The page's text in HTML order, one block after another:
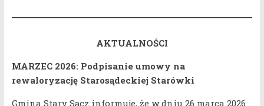
AKTUALNOŚCI
MARZEC 2026: Podpisanie umowy na
rewaloryzację Starosądeckiej Starówki
Gmina Stary Sącz informuje, że w dniu 26 marca 2026